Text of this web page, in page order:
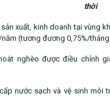
thời
xuất, kinh doanh tại vùng
(tương đương 0,75%/
nghèo được điều chỉnh
nước sạch và vệ sinh